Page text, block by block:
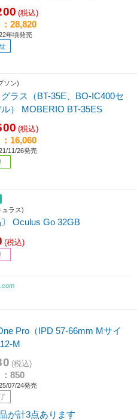
(税込)
28,820
年頃発売
ソン)
ラス（BT-35E、BO-IC400セ
） MOBERIO BT-35ES
(税込)
16,060
11/26発売
ラス)
〕 Oculus Go 32GB
(税込)
Pro（IPD 57-66mm Mサイ
M
(税込)
850
07/24発売
が計3点あります